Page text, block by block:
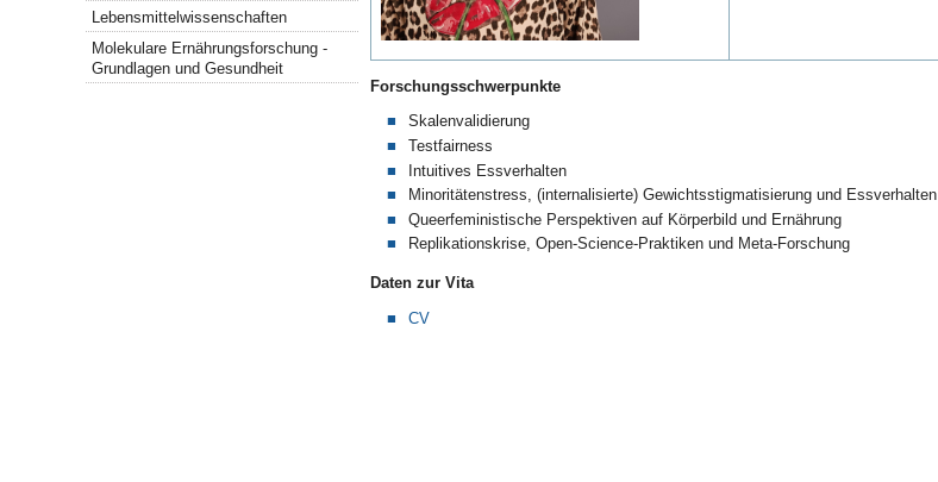
Forschungsschwerpunkte
Skalenvalidierung
Testfairness
Intuitives Essverhalten
Minoritätenstress, (internalisierte) Gewichtsstigmatisierung und Essverhalten
Queerfeministische Perspektiven auf Körperbild und Ernährung
Replikationskrise, Open-Science-Praktiken und Meta-Forschung
Daten zur Vita
CV
Lebensmittelwissenschaften
Molekulare Ernährungsforschung -
Grundlagen und Gesundheit